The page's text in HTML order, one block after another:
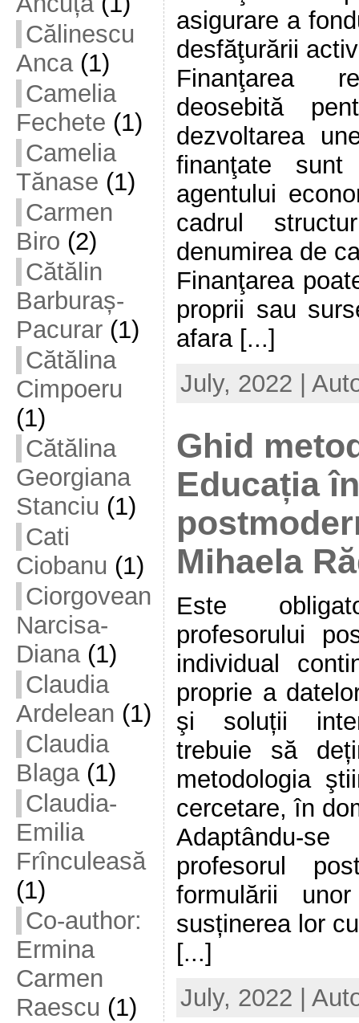
Călinescu
Anca(1)
Camelia
Fechete (1)
Camelia
Tănase (1)
Carmen
Biro (2)
Cătălin
Barburaș-
Pacurar(1)
Cătălina
Cimpoeru
(1)
Cătălina
Georgiana
Stanciu (1)
Cati
Ciobanu (1)
Ciorgovean
Narcisa-
Diana(1)
Claudia
Ardelean (1)
Claudia
Blaga(1)
Claudia-
Emilia
Frînculeasă
(1)
Co-author:
Ermina
Carmen
Raescu (1)
asigurare a
desfăţurării
Finanţarea
deosebită
dezvoltarea
finanţate
agentului
cadrul
denumirea de
Finanţarea
proprii sau
afara [...]
July, 2022 |
Ghid
Educația
Mihaela
Este
profesorului
individual
proprie a
şi soluții
trebuie să
metodologia
cercetare, în
Adaptându-
profesorul
formulării
susținerea lor
[...]
July, 2022 |